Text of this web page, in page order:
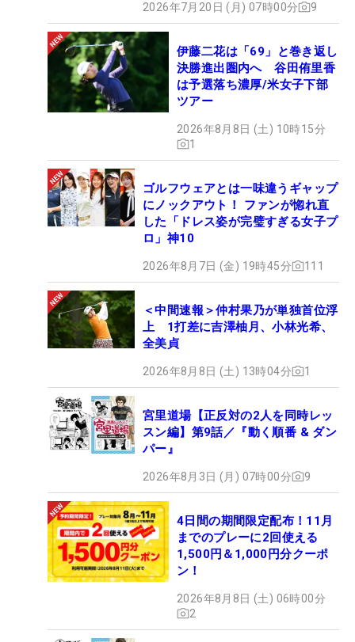
2026年7月20日 (月) 07時00分 9
伊藤二花は「69」と巻き返し
決勝進出圏内へ 谷田侑里香
は予選落ち濃厚/米女子下部
ツアー
2026年8月8日 (土) 10時15分
1
ゴルフウェアとは一味違うギャップ
にノックアウト！ ファンが惚れ直
した「ドレス姿が完璧すぎる女子プ
ロ」神10
2026年8月7日 (金) 19時45分 111
＜中間速報＞仲村果乃が単独首位浮
上 1打差に吉澤柚月、小林光希、
全美貞
2026年8月8日 (土) 13時04分 1
宮里道場【正反対の2人を同時レッ
スン編】第9話／『動く順番 & ダン
パー』
2026年8月3日 (月) 07時00分 9
4日間の期間限定配布！11月
までのプレーに2回使える
1,500円＆1,000円分クーポ
ン！
2026年8月8日 (土) 06時00分
2